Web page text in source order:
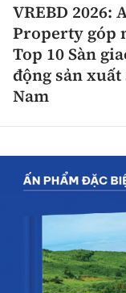
VREBD 2026:
Property góp
Top 10 Sàn
động sản xuất
Nam